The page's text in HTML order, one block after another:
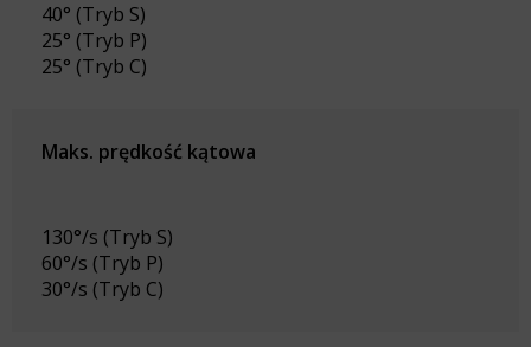
40° (Tryb S)
25° (Tryb P)
25° (Tryb C)
Maks. prędkość kątowa
130°/s (Tryb S)
60°/s (Tryb P)
30°/s (Tryb C)